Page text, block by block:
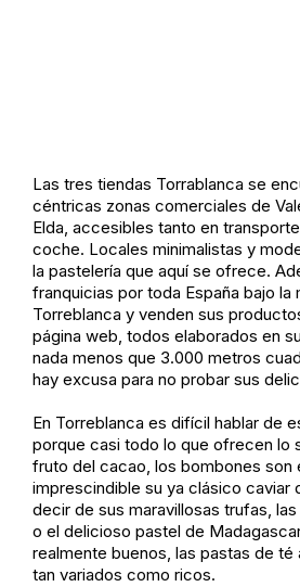
Las tres tiendas Torrablanca se
céntricas zonas comerciales de
Elda, accesibles tanto en
coche. Locales minimalistas y
la pastelería que aquí se ofrece.
franquicias por toda España bajo la
Torreblanca y venden sus
página web, todos elaborados en
nada menos que 3.000 metros
hay excusa para no probar sus
En Torreblanca es difícil hablar de
porque casi todo lo que ofrecen lo
fruto del cacao, los bombones son
imprescindible su ya clásico caviar
decir de sus maravillosas trufas,
o el delicioso pastel de
realmente buenos, las pastas de
tan variados como ricos.